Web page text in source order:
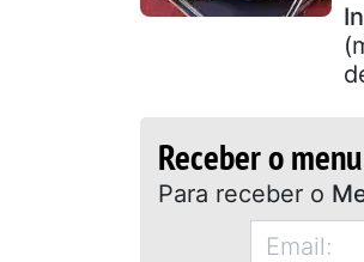
Receber o
Para receber o